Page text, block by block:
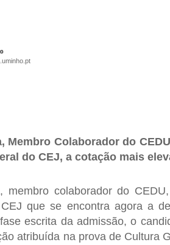
Membro Colaborador do
do CEJ, a cotação mais
membro colaborador do
que se encontra agora a
escrita da admissão, o
atribuída na prova de Cultura